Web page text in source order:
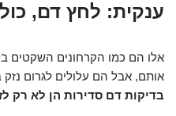
ענקית: לחץ דם,
אלו הם כמו הקרחונים השקטים
אותם, אבל הם עלולים לגרום
בדיקות דם סדירות הן לא רק